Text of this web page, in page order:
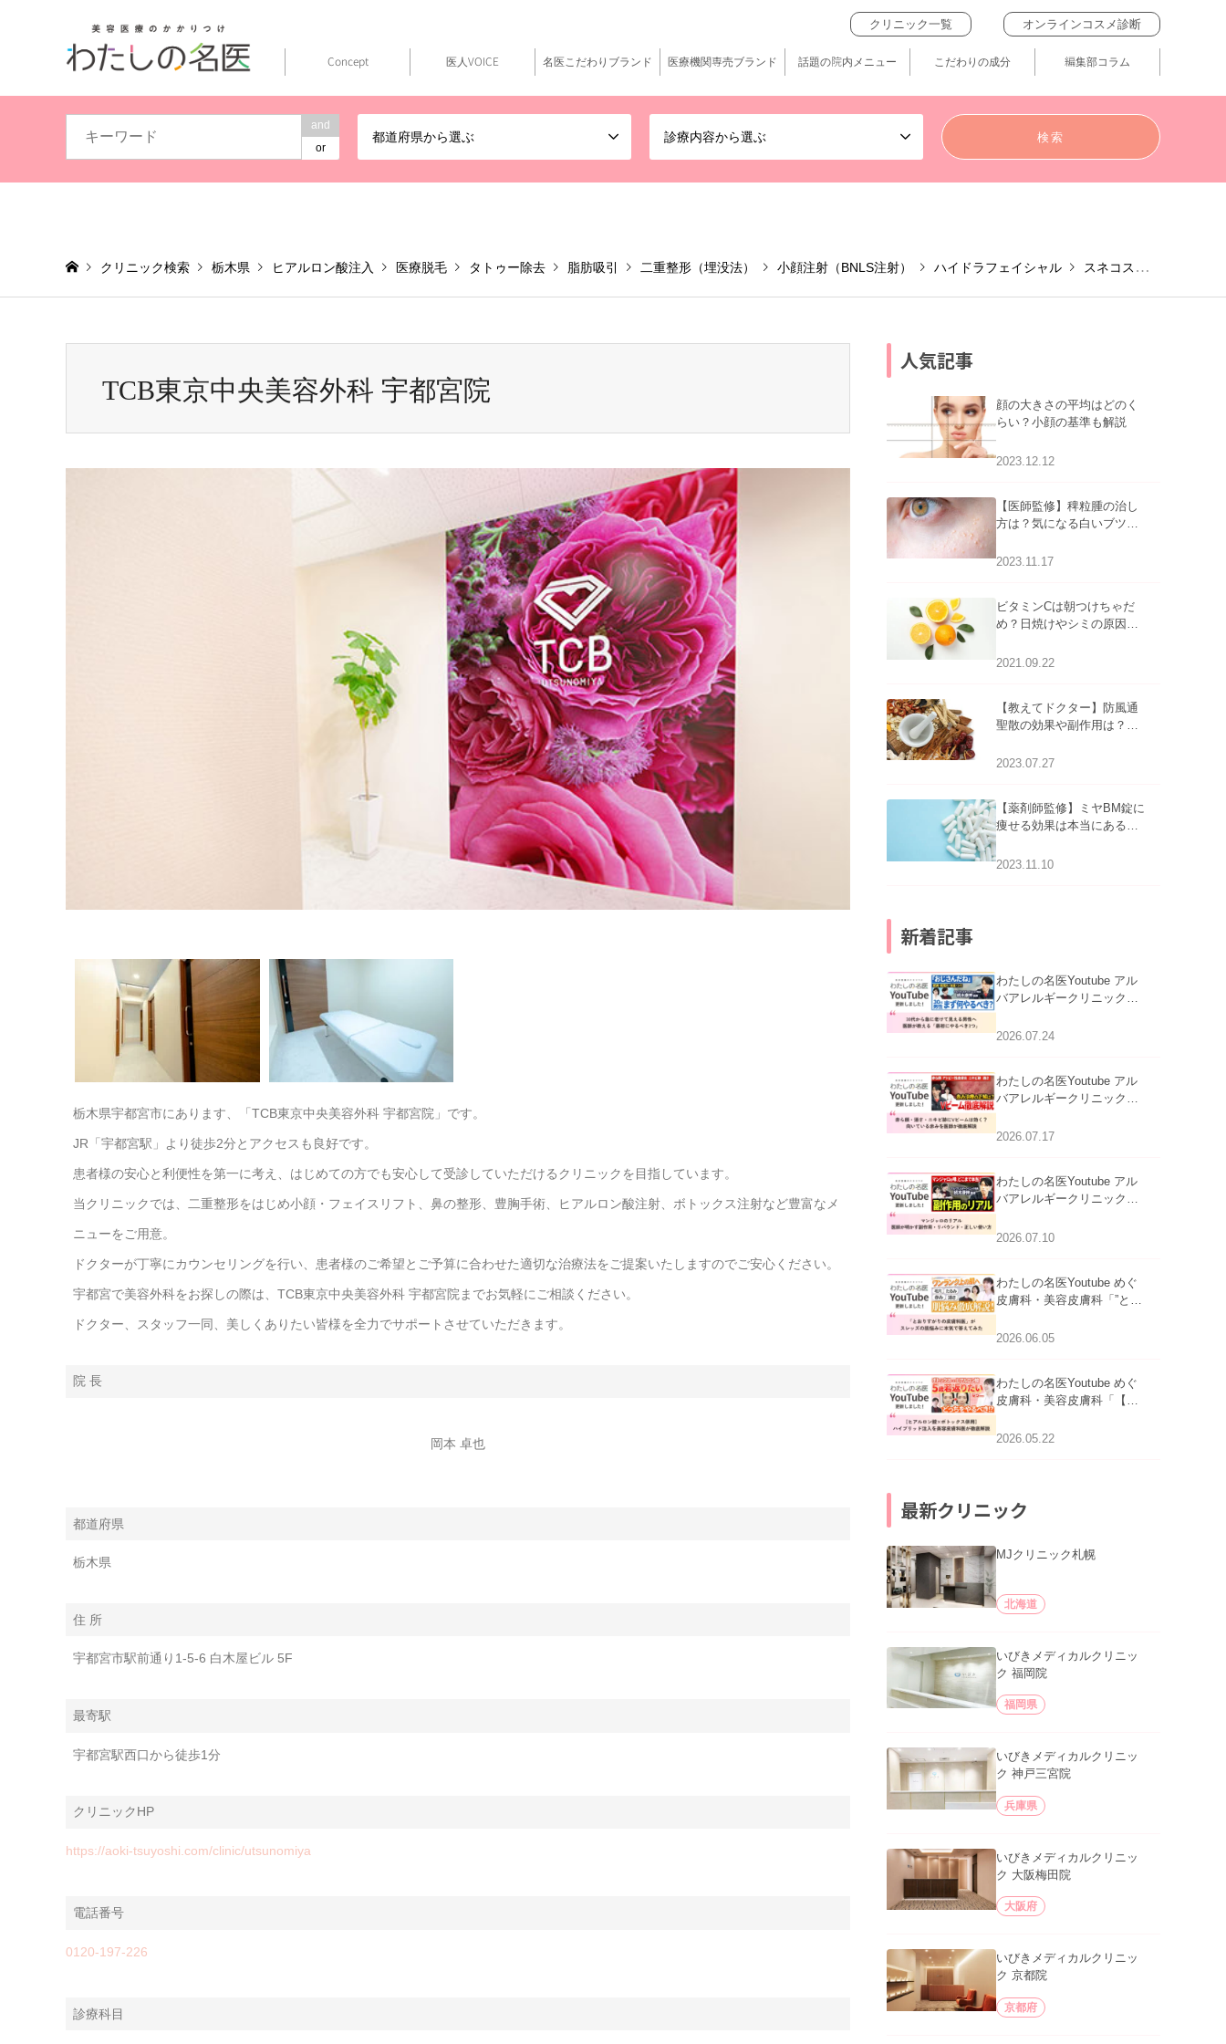
and
or
都道府県から選ぶ 診療内容から選ぶ
クリニック一覧 オンラインコスメ診断
Concept 医人VOICE 名医こだわりブランド 医療機関専売ブランド 話題の院内メニュー こだわりの成分 編集部コラム
クリニック検索 栃木県 ヒアルロン酸注入 医療脱毛 タトゥー除去 脂肪吸引 二重整形（埋没法） 小顔注射（BNLS注射） ハイドラフェイシャル スネコス注射（SUNEKOS®注射）
TCB東京中央美容外科 宇都宮院
栃木県宇都宮市にあります、「TCB東京中央美容外科 宇都宮院」です。
JR「宇都宮駅」より徒歩2分とアクセスも良好です。
患者様の安心と利便性を第一に考え、はじめての方でも安心して受診していただけるクリニックを目指しています。
当クリニックでは、二重整形をはじめ小顔・フェイスリフト、鼻の整形、豊胸手術、ヒアルロン酸注射、ボトックス注射など豊富なメ
ニューをご用意。
ドクターが丁寧にカウンセリングを行い、患者様のご希望とご予算に合わせた適切な治療法をご提案いたしますのでご安心ください。
宇都宮で美容外科をお探しの際は、TCB東京中央美容外科 宇都宮院までお気軽にご相談ください。
ドクター、スタッフ一同、美しくありたい皆様を全力でサポートさせていただきます。
院 長
岡本 卓也
都道府県
栃木県
住 所
宇都宮市駅前通り1-5-6 白木屋ビル 5F
最寄駅
宇都宮駅西口から徒歩1分
クリニックHP
https://aoki-tsuyoshi.com/clinic/utsunomiya
電話番号
0120-197-226
診療科目
人気記事
顔の大きさの平均はどのく
らい？小顔の基準も解説
2023.12.12
【医師監修】稗粒腫の治し
方は？気になる白いブツブ
アについて
2023.11.17
ビタミンCは朝つけちゃだ
め？日焼けやシミの原因に
2021.09.22
【教えてドクター】防風通
聖散の効果や副作用は？長
2023.07.27
【薬剤師監修】ミヤBM錠に
痩せる効果は本当にある
2023.11.10
新着記事
わたしの名医Youtube アル
バアレルギークリニック札
える男性へ｜医師が教える
2026.07.24
わたしの名医Youtube アル
バアレルギークリニック札
跡にVビームは効く？向い
2026.07.17
わたしの名医Youtube アル
バアレルギークリニック札
医師が明かす副作用・リバ
2026.07.10
わたしの名医Youtube めぐ
皮膚科・美容皮膚科「”とお
ッズの肌悩みに本気で答え
2026.06.05
わたしの名医Youtube めぐ
皮膚科・美容皮膚科「【ヒ
用】ハイブリッド注入を美
2026.05.22
最新クリニック
MJクリニック札幌
北海道
いびきメディカルクリニッ
ク 福岡院
福岡県
いびきメディカルクリニッ
ク 神戸三宮院
兵庫県
いびきメディカルクリニッ
ク 大阪梅田院
大阪府
いびきメディカルクリニッ
ク 京都院
京都府